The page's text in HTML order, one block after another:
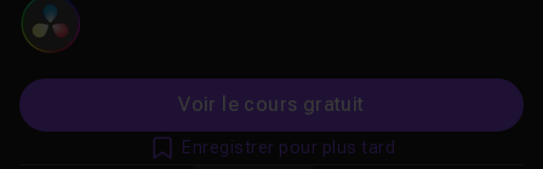
Voir le cours gratuit
Enregistrer pour plus tard